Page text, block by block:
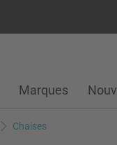
Marques
Chaises